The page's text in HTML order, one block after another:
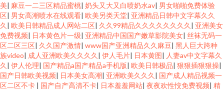
美| 麻豆一二三区精品蜜桃| 奶头又大又白喷奶水av| 男女啪啪免费体验
区| 男女高潮喷水在线观看| 欧美另类天堂| 亚洲精品日韩中文字幕久久
久 | 欧美日韩精品成人网站二区| 久久99精品久久久久久久久久 | 亚洲美女
免费视频| 日本黄色片一级| 亚洲精品中国国产嫩草影院美女| 丝袜无码一
区二区三区| 久久国产激情| www国产亚洲精品久久麻豆| 黑人巨大跨种
族video| 成人亚洲欧美久久久久 | 伊人毛片| 日本黄图| 人妻av中文字幕久
久 | 伊人伦理| 国产精品a国产精品a手机版| 欧美日韩极品| 狠狠插狠狠操|
国产日韩欧美视频| 日本美女高潮| 亚洲欧美久久久 | 国产成人精品视频一
区二区不卡 | 国产自产高清不卡| 日本羞羞网站| 夜夜欢性恔免费视频| 精